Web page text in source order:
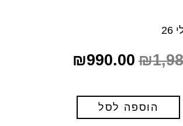
₪
₪990.00
הוספה לסל